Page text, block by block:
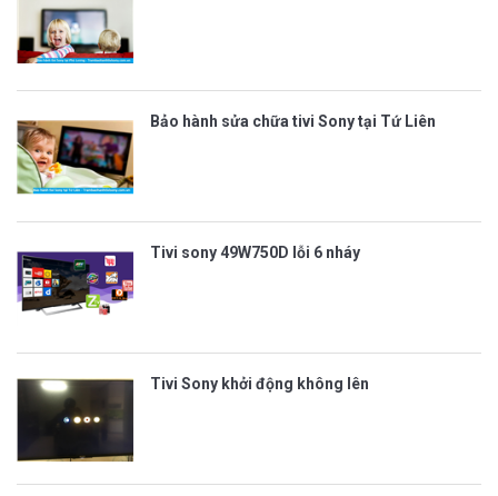
Bảo hành sửa chữa tivi Sony tại Tứ Liên
Tivi sony 49W750D lỗi 6 nháy
Tivi Sony khởi động không lên